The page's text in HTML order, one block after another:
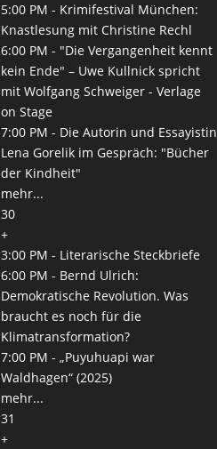
5:00 PM - Krimifestival München:
Knastlesung mit Christine Rechl
6:00 PM - "Die Vergangenheit kennt
kein Ende" – Uwe Kullnick spricht
mit Wolfgang Schweiger - Verlage
on Stage
7:00 PM - Die Autorin und Essayistin
Lena Gorelik im Gespräch: "Bücher
der Kindheit"
mehr...
30
+
3:00 PM - Literarische Steckbriefe
6:00 PM - Bernd Ulrich:
Demokratische Revolution. Was
braucht es noch für die
Klimatransformation?
7:00 PM -„Puyuhuapi war
Waldhagen“ (2025)
mehr...
31
+